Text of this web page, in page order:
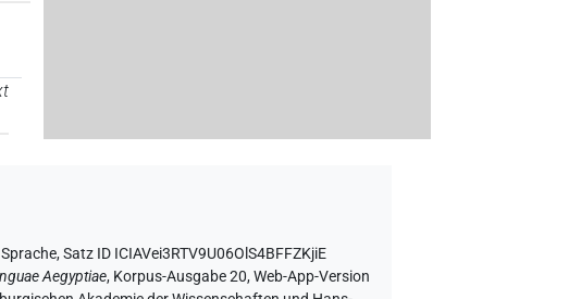
,Satz ID ICIAVei3RTV9U06OlS4BFFZKjiE
Aegyptiae, Korpus-Ausgabe 20, Web-App-Version